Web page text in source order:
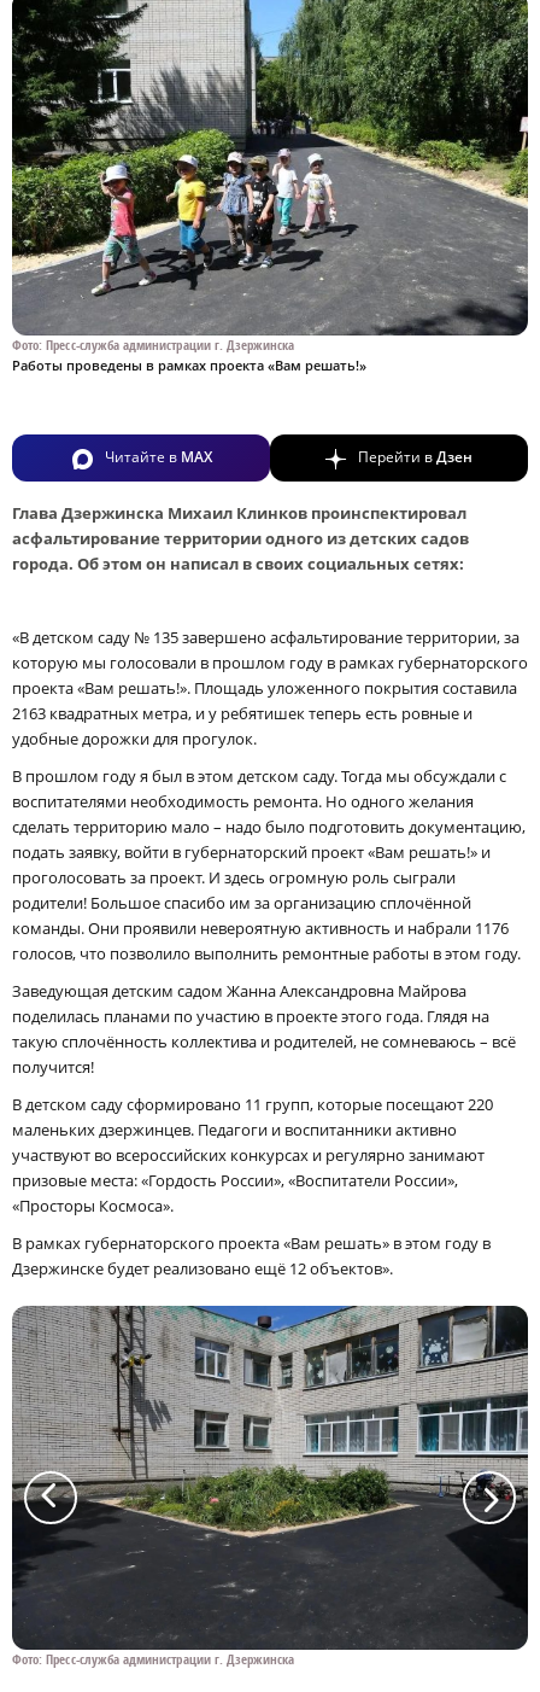
Фото: Пресс-служба администрации г. Дзержинска
Работы проведены в рамках проекта «Вам решать!»
Читайте в MAX Перейти вДзен
Глава Дзержинска Михаил Клинков проинспектировал
асфальтирование территории одного из детских садов
города. Об этом он написал в своих социальных сетях:
«В детском саду № 135 завершено асфальтирование территории, за
которую мы голосовали в прошлом году в рамках губернаторского
проекта «Вам решать!». Площадь уложенного покрытия составила
2163 квадратных метра, и у ребятишек теперь есть ровные и
удобные дорожки для прогулок.
В прошлом году я был в этом детском саду. Тогда мы обсуждали с
воспитателями необходимость ремонта. Но одного желания
сделать территорию мало – надо было подготовить документацию,
подать заявку, войти в губернаторский проект «Вам решать!» и
проголосовать за проект. И здесь огромную роль сыграли
родители! Большое спасибо им за организацию сплочённой
команды. Они проявили невероятную активность и набрали 1176
голосов, что позволило выполнить ремонтные работы в этом году.
Заведующая детским садом Жанна Александровна Майрова
поделилась планами по участию в проекте этого года. Глядя на
такую сплочённость коллектива и родителей, не сомневаюсь – всё
получится!
В детском саду сформировано 11 групп, которые посещают 220
маленьких дзержинцев. Педагоги и воспитанники активно
участвуют во всероссийских конкурсах и регулярно занимают
призовые места: «Гордость России», «Воспитатели России»,
«Просторы Космоса».
В рамках губернаторского проекта «Вам решать» в этом году в
Дзержинске будет реализовано ещё 12 объектов».
Фото: Пресс-служба администрации г. Дзержинска
a a